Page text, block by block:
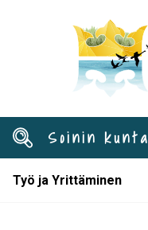
Soinin kunta
Työ ja Yrittäminen